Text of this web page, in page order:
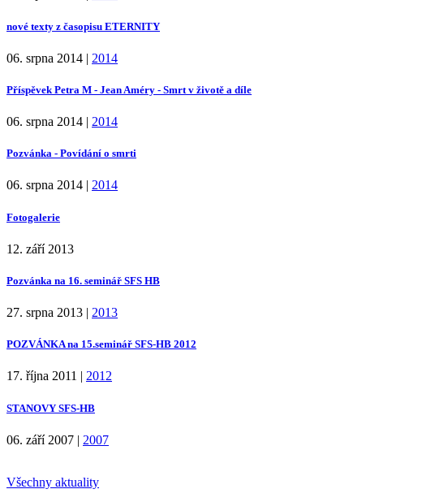
nové texty z časopisu ETERNITY
06. srpna 2014 | 2014
Příspěvek Petra M - Jean Améry - Smrt v životě a díle
06. srpna 2014 | 2014
Pozvánka - Povídání o smrti
06. srpna 2014 | 2014
Fotogalerie
12. září 2013
Pozvánka na 16. seminář SFS HB
27. srpna 2013 | 2013
POZVÁNKA na 15.seminář SFS-HB 2012
17. října 2011 | 2012
STANOVY SFS-HB
06. září 2007 | 2007
Všechny aktuality